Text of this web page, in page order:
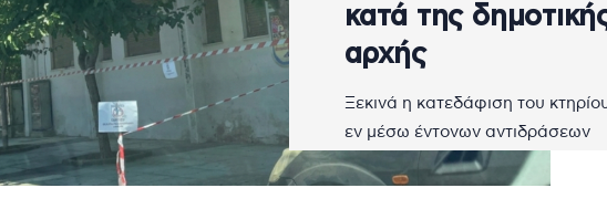
κατά της
αρχής
Ξεκινά η κατεδάφιση του
εν μέσω έντονων αντιδράσεων